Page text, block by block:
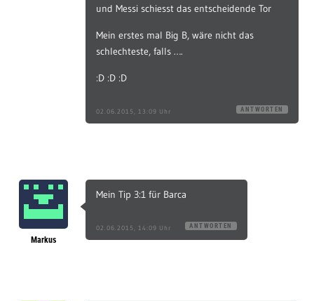
und Messi schiesst das entscheidende Tor
Mein erstes mal Big B, wäre nicht das
schlechteste, falls ….
:D :D :D
02.06.2015, 13:09 Uhr ANTWORTEN
Markus
Mein Tip 3:1 für Barca
02.06.2015, 14:09 Uhr ANTWORTEN